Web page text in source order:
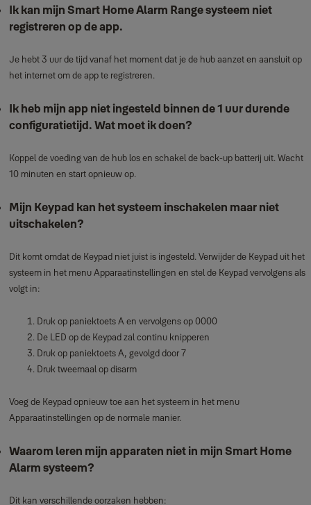
Ik kan mijn Smart Home Alarm Range systeem niet
registreren op de app.
Je hebt 3 uur de tijd vanaf het moment dat je de hub aanzet en aansluit op
het internet om de app te registreren.
Ik heb mijn app niet ingesteld binnen de 1 uur durende
configuratietijd. Wat moet ik doen?
Koppel de voeding van de hub los en schakel de back-up batterij uit. Wacht
10 minuten en start opnieuw op.
Mijn Keypad kan het systeem inschakelen maar niet
uitschakelen?
Dit komt omdat de Keypad niet juist is ingesteld. Verwijder de Keypad uit het
systeem in het menu Apparaatinstellingen en stel de Keypad vervolgens als
volgt in:
Druk op paniektoets A en vervolgens op 0000
De LED op de Keypad zal continu knipperen
Druk op paniektoets A, gevolgd door 7
Druk tweemaal op disarm
Voeg de Keypad opnieuw toe aan het systeem in het menu
Apparaatinstellingen op de normale manier.
Waarom leren mijn apparaten niet in mijn Smart Home
Alarm systeem?
Dit kan verschillende oorzaken hebben: